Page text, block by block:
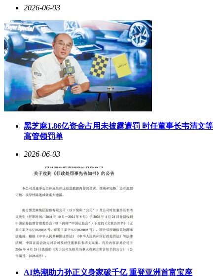
2026-06-03
黑芝麻1.86亿资金占用未披露遭罚 时任董事长韦清文等
高管领罚单
2026-06-03
AI热潮助力孙正义身家破千亿 重登亚洲首富宝座